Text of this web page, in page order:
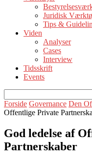
Juridisk
Tips &
Viden
Analyser
Cases
Interview
Tidsskrift
Events
Forside Governance Den
Offentlige Private
God ledelse af
Partnerskaber